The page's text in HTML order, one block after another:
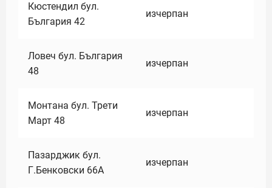
Кюстендил бул.
България 42
изчерпан
Ловеч бул. България
48
изчерпан
Монтана бул. Трети
Март 48
изчерпан
Пазарджик бул.
Г.Бенковски 66А
изчерпан